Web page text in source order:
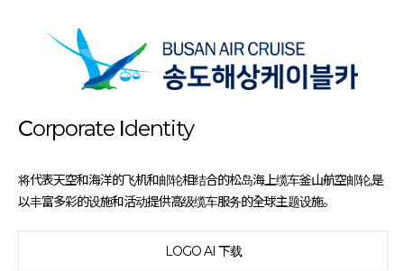
Corporate Identity
将代表天空和海洋的飞机和邮轮相结合的松岛海上缆车釜山航空邮轮,是
以丰富多彩的设施和活动提供高级缆车服务的全球主题设施。
LOGO AI 下载